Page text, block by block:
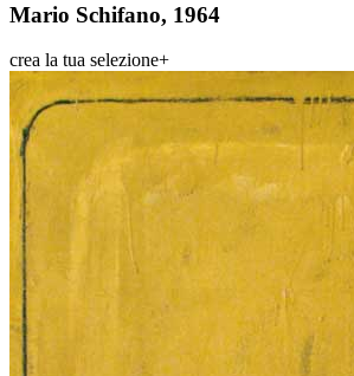
Mario Schifano, 1964
crea la tua selezione+